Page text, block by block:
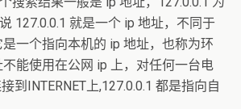
127.0.0.1 就是一个 ip 地址，不同于
一个指向本机的 ip 地址，也称为环
能使用在公网 ip 上，对任何一台电
到INTERNET上,127.0.0.1 都是指向自